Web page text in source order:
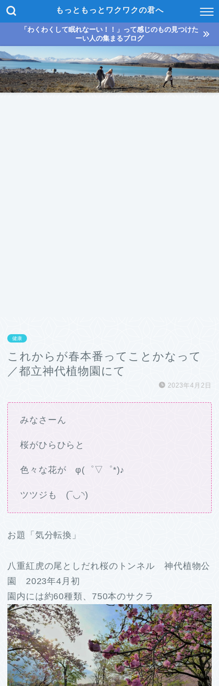
もっともっとワクワクの君へ
「わくわくして眠れなーい！！」って感じのもの見つけた
ーい人の集まるブログ
健康
これからが春本番ってことかなって
／都立神代植物園にて
2023年4月2日
みなさーん
桜がひらひらと
色々な花が φ(゜▽゜*)♪
ツツジも (‾◡◝)
お題「気分転換」
八重紅虎の尾としだれ桜のトンネル 神代植物公
園 2023年4月初
園内には約60種類、750本のサクラ